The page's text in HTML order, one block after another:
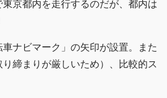
京都内を走行するのだが、都内は
ナビマーク」の矢印が設置。また
締まりが厳しいため）、比較的ス